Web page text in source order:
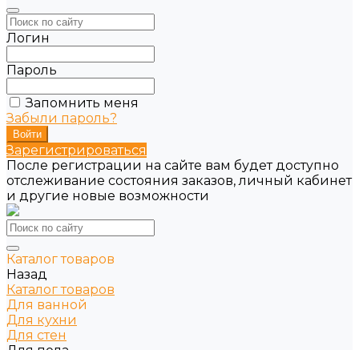
Логин
Пароль
Запомнить меня
Забыли пароль?
Зарегистрироваться
После регистрации на сайте вам будет доступно
отслеживание состояния заказов, личный кабинет
и другие новые возможности
Каталог товаров
Назад
Каталог товаров
Для ванной
Для кухни
Для стен